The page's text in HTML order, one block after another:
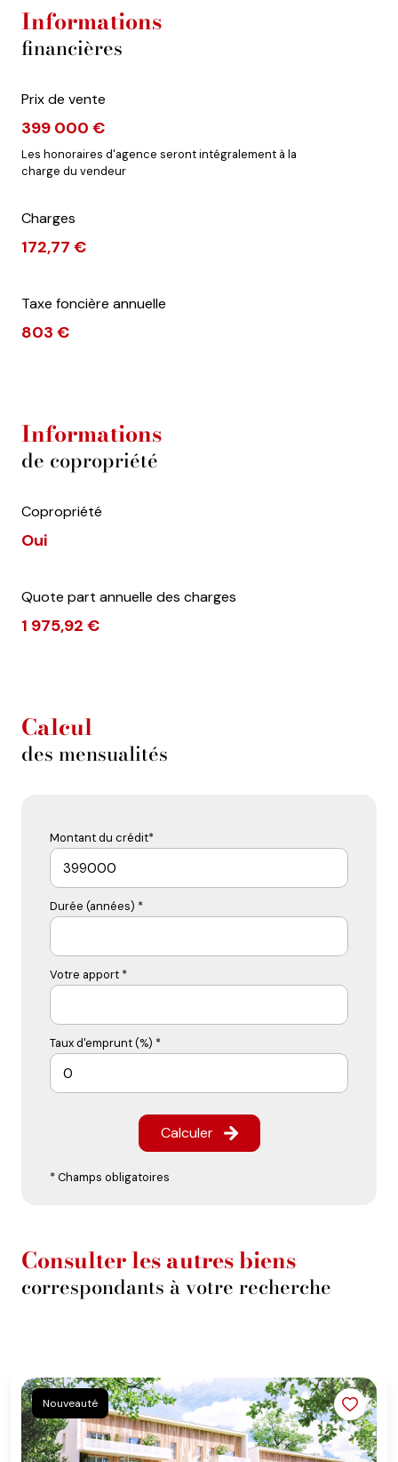
Informations
financières
Prix de vente
399 000 €
Les honoraires d'agence seront intégralement à la
charge du vendeur
Charges
172,77 €
Taxe foncière annuelle
803 €
Informations
de copropriété
Copropriété
Oui
Quote part annuelle des charges
1 975,92 €
Calcul
des mensualités
Montant du crédit*
Durée (années) *
Votre apport *
Taux d'emprunt (%) *
Calculer
* Champs obligatoires
Consulter les autres biens
correspondants à votre recherche
Nouveauté